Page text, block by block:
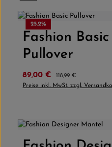
25.2%
Produkt
Fashion Basic
Pullover
Verkaufspreis:
89,00 € Regulärer Preis:
118,99 €
Preise inkl. MwSt. zzgl.